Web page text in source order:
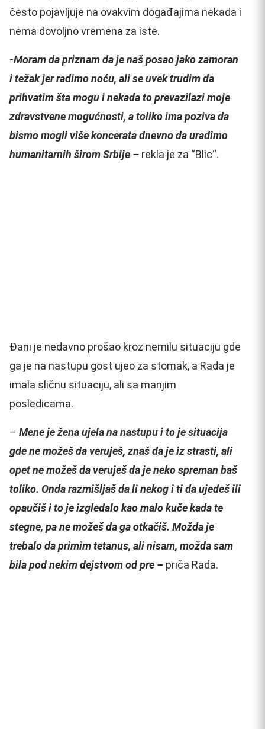
često pojavljuje na ovakvim događajima nekada i
nema dovoljno vremena za iste.
-Moram da priznam da je naš posao jako zamoran
i težak jer radimo noću, ali se uvek trudim da
prihvatim šta mogu i nekada to prevazilazi moje
zdravstvene mogućnosti, a toliko ima poziva da
bismo mogli više koncerata dnevno da uradimo
humanitarnih širom Srbije – rekla je za “Blic“.
Đani je nedavno prošao kroz nemilu situaciju gde
ga je na nastupu gost ujeo za stomak, a Rada je
imala sličnu situaciju, ali sa manjim
posledicama.
– Mene je žena ujela na nastupu i to je situacija
gde ne možeš da veruješ, znaš da je iz strasti, ali
opet ne možeš da veruješ da je neko spreman baš
toliko. Onda razmišljaš da li nekog i ti da ujedeš ili
opaučiš i to je izgledalo kao malo kuče kada te
stegne, pa ne možeš da ga otkačiš. Možda je
trebalo da primim tetanus, ali nisam, možda sam
bila pod nekim dejstvom od pre – priča Rada.